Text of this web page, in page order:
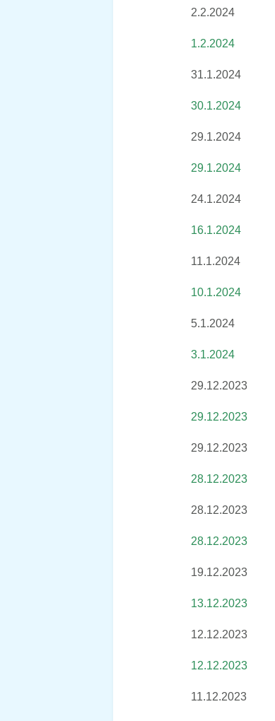
2.2.2024
1.2.2024
31.1.2024
30.1.2024
29.1.2024
29.1.2024
24.1.2024
16.1.2024
11.1.2024
10.1.2024
5.1.2024
3.1.2024
29.12.2023
29.12.2023
29.12.2023
28.12.2023
28.12.2023
28.12.2023
19.12.2023
13.12.2023
12.12.2023
12.12.2023
11.12.2023